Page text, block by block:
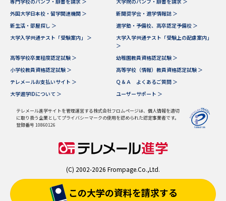
この大学の資料を請求する
外国大学日本校・留学関連機関 ＞
新聞奨学会・進学情報誌 ＞
新生活・部屋探し ＞
進学塾・予備校、高卒認定予備校 ＞
大学入学共通テスト「受験案内」 ＞
大学入学共通テスト「受験上の配慮案内」
＞
高等学校卒業程度認定試験 ＞
幼稚園教員資格認定試験 ＞
小学校教員資格認定試験 ＞
高等学校（情報）教員資格認定試験 ＞
テレメールお支払いサイト ＞
Ｑ＆Ａ よくあるご質問 ＞
大学進学IDについて ＞
ユーザーサポート ＞
テレメール進学サイトを管理運営する株式会社フロムページは、個人情報を適切
に取り扱う企業としてプライバシーマークの使用を認められた認定事業者です。
登録番号 10860126
(C) 2002-2026 Frompage.Co.,Ltd.